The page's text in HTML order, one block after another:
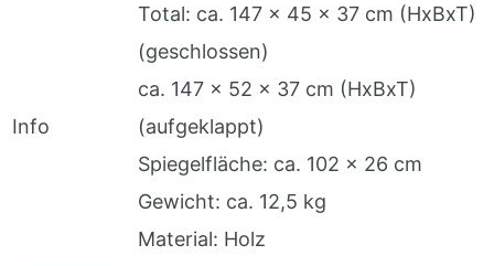
Info
Total: ca. 147 x 45 x 37 cm (HxBxT)
(geschlossen)
ca. 147 x 52 x 37 cm (HxBxT)
(aufgeklappt)
Spiegelfläche: ca. 102 x 26 cm
Gewicht: ca. 12,5 kg
Material: Holz